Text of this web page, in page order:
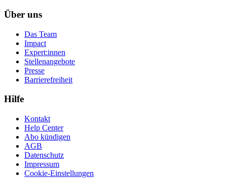
Über uns
Das Team
Impact
Expert:innen
Stellenangebote
Presse
Barrierefreiheit
Hilfe
Kontakt
Help Center
Abo kündigen
AGB
Datenschutz
Impressum
Cookie-Einstellungen